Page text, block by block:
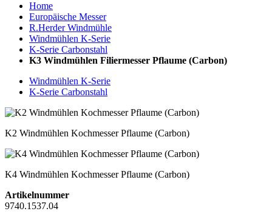
Home
Europäische Messer
R.Herder Windmühle
Windmühlen K-Serie
K-Serie Carbonstahl
K3 Windmühlen Filiermesser Pflaume (Carbon)
Windmühlen K-Serie
K-Serie Carbonstahl
K2 Windmühlen Kochmesser Pflaume (Carbon)
K4 Windmühlen Kochmesser Pflaume (Carbon)
Artikelnummer
9740.1537.04